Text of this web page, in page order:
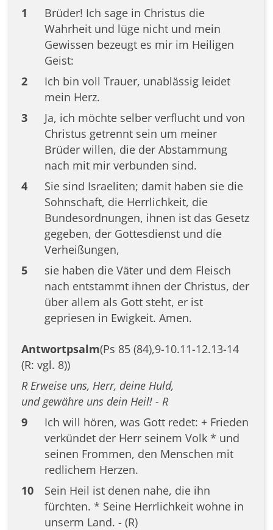
1
Brüder! Ich sage in Christus die
Wahrheit und lüge nicht und mein
Gewissen bezeugt es mir im Heiligen
Geist:
2
Ich bin voll Trauer, unablässig leidet
mein Herz.
3
Ja, ich möchte selber verflucht und von
Christus getrennt sein um meiner
Brüder willen, die der Abstammung
nach mit mir verbunden sind.
4
Sie sind Israeliten; damit haben sie die
Sohnschaft, die Herrlichkeit, die
Bundesordnungen, ihnen ist das Gesetz
gegeben, der Gottesdienst und die
Verheißungen,
5
sie haben die Väter und dem Fleisch
nach entstammt ihnen der Christus, der
über allem als Gott steht, er ist
gepriesen in Ewigkeit. Amen.
Antwortpsalm(Ps 85 (84),9-10.11-12.13-14
(R: vgl. 8))
R Erweise uns, Herr, deine Huld,
und gewähre uns dein Heil! - R
9
Ich will hören, was Gott redet: + Frieden
verkündet der Herr seinem Volk * und
seinen Frommen, den Menschen mit
redlichem Herzen.
10
Sein Heil ist denen nahe, die ihn
fürchten. * Seine Herrlichkeit wohne in
unserm Land. - (R)